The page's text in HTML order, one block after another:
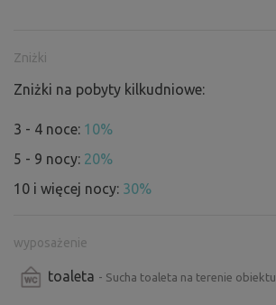
Zniżki
Zniżki na pobyty kilkudniowe:
3 - 4 noce: 10%
5 - 9 nocy: 20%
10 i więcej nocy: 30%
wyposażenie
toaleta - Sucha toaleta na terenie obiektu